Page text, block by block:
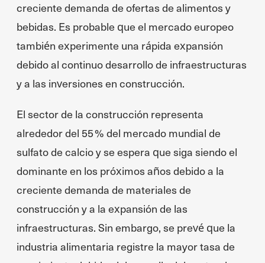
creciente demanda de ofertas de alimentos y
bebidas. Es probable que el mercado europeo
también experimente una rápida expansión
debido al continuo desarrollo de infraestructuras
y a las inversiones en construcción.
El sector de la construcción representa
alrededor del 55 % del mercado mundial de
sulfato de calcio y se espera que siga siendo el
dominante en los próximos años debido a la
creciente demanda de materiales de
construcción y a la expansión de las
infraestructuras. Sin embargo, se prevé que la
industria alimentaria registre la mayor tasa de